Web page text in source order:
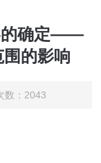
的确定——
的影响
：2043